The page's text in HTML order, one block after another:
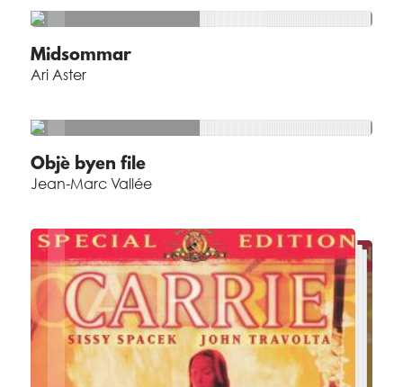
Midsommar
Ari Aster
Objè byen file
Jean-Marc Vallée